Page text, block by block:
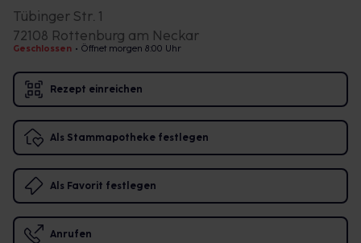
Tübinger Str. 1
72108 Rottenburg am Neckar
Geschlossen • Öffnet morgen 8:00 Uhr
Rezept einreichen
Als Stammapotheke festlegen
Als Favorit festlegen
Anrufen